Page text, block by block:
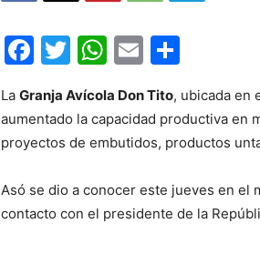
Facebook
Twitter
WhatsApp
Email
La Granja Avícola Don Tito, ubicada en
aumentado la capacidad productiva en
proyectos de embutidos, productos
Asó se dio a conocer este jueves en el
contacto con el presidente de la